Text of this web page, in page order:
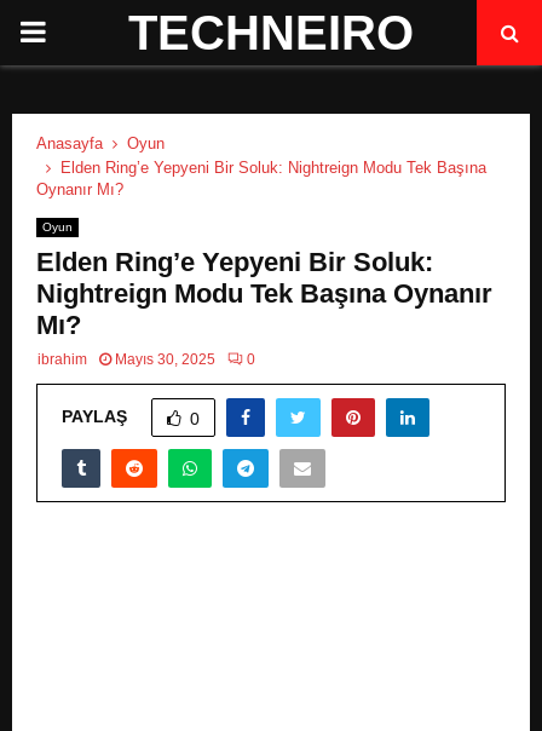
P
M
A
R
TECHNEIRO
Anasayfa
Oyun
Elden Ring’e Yepyeni Bir Soluk: Nightreign Modu Tek Başına
Oynanır Mı?
Oyun
Elden Ring’e Yepyeni Bir Soluk:
Nightreign Modu Tek Başına Oynanır
Mı?
ibrahim Mayıs 30, 2025 0
PAYLAŞ 0